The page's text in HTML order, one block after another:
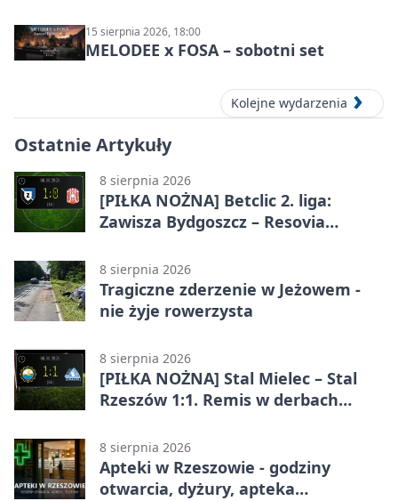
15 sierpnia 2026, 18:00
MELODEE x FOSA – sobotni set
Kolejne wydarzenia
Ostatnie Artykuły
8 sierpnia 2026
[PIŁKA NOŻNA] Betclic 2. liga:
Zawisza Bydgoszcz – Resovia
pierwszym zwycięstwem
8 sierpnia 2026
Tragiczne zderzenie w Jeżowem -
nie żyje rowerzysta
8 sierpnia 2026
[PIŁKA NOŻNA] Stal Mielec – Stal
Rzeszów 1:1. Remis w derbach
8 sierpnia 2026
Apteki w Rzeszowie - godziny
otwarcia, dyżury, apteka